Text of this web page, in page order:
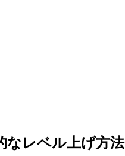
なレベル上げ方法